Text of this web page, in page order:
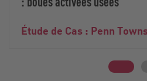
Étude de Cas : Penn